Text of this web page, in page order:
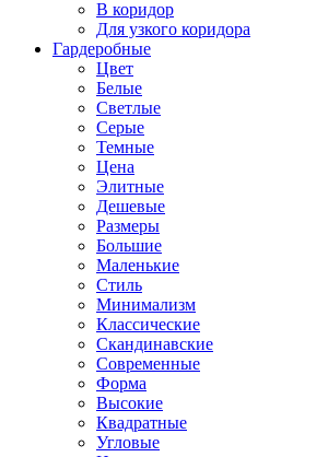
В коридор
Для узкого коридора
Гардеробные
Цвет
Белые
Светлые
Серые
Темные
Цена
Элитные
Дешевые
Размеры
Большие
Маленькие
Стиль
Минимализм
Классические
Скандинавские
Современные
Форма
Высокие
Квадратные
Угловые